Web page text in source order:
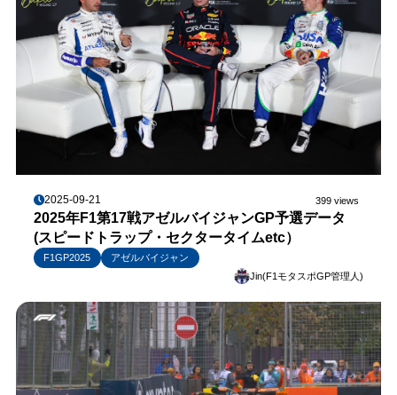
2025-09-21 399 views
2025年F1第17戦アゼルバイジャンGP予選データ
(スピードトラップ・セクタータイムetc）
F1GP2025
アゼルバイジャン
Jin(F1モタスポGP管理人)